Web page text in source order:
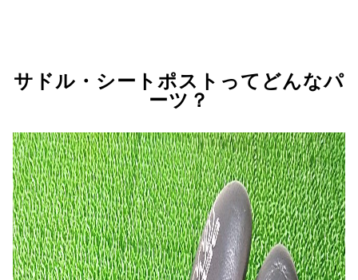
サドル・シートポストってどんなパ
ーツ？